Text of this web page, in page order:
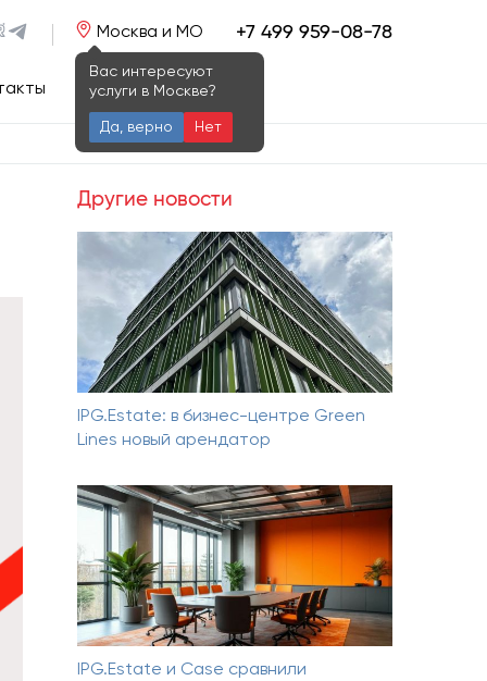
Москва и МО
Вас интересуют
услуги в Москве?
Да, верно Нет
+7 499 959-08-78
Другие новости
IPG.Estate: в бизнес-центре Green
Lines новый арендатор
IPG.Estate и Case сравнили